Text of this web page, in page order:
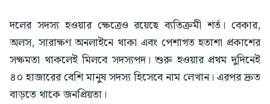
দলের সদস্য হওয়ার ক্ষেত্রেও রয়েছে ব্যতিক্রমী শর্ত। বেকার,
অলস, সারাক্ষণ অনলাইনে থাকা এবং পেশাগত হতাশা প্রকাশের
সক্ষমতা থাকলেই মিলবে সদস্যপদ। শুরু হওয়ার প্রথম দুদিনেই
৪০ হাজারের বেশি মানুষ সদস্য হিসেবে নাম লেখান। এরপর দ্রুত
বাড়তে থাকে জনপ্রিয়তা।